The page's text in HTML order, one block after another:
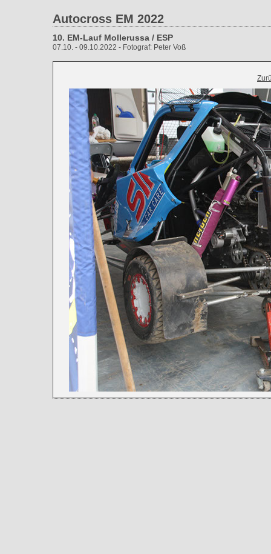
Autocross EM 2022
10. EM-Lauf Mollerussa / ESP
07.10. - 09.10.2022 - Fotograf: Peter Voß